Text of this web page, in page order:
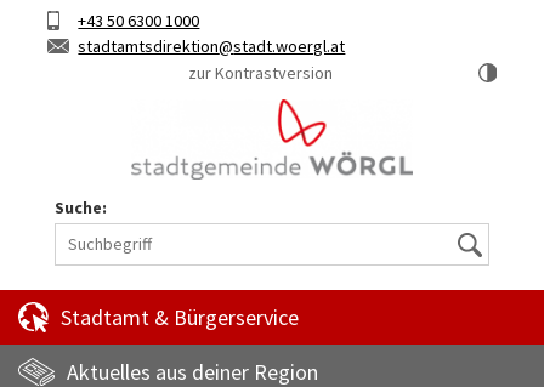
Hauptinhalt
KurztasteTelefon+43 50 6300 1000
E-
stadtamtsdirektion
stadt.woergl.at
zur Kontrastversion
Suche:
Suche
Stadtamt & Bürgerservice
Aktuelles aus deiner Region